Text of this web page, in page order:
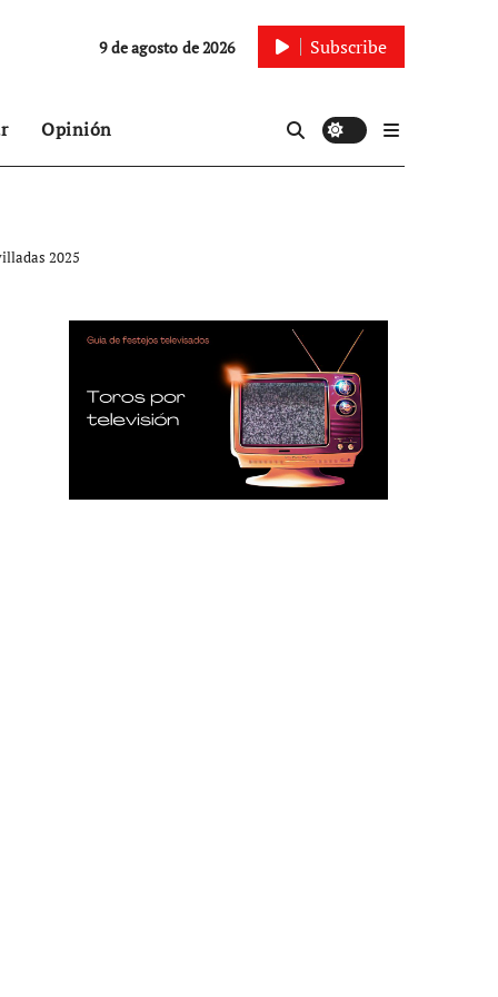
9 de agosto de 2026 Subscribe
Opinión
2025